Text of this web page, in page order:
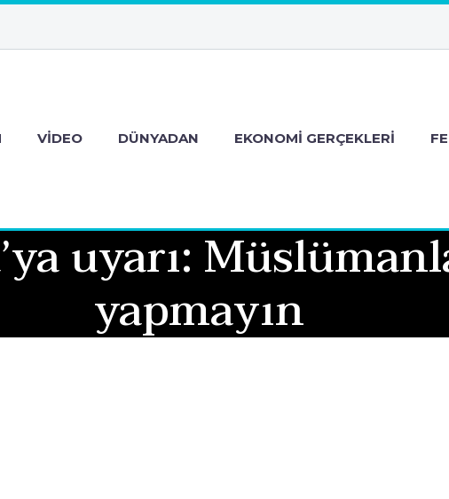
VIDEO DÜNYADAN EKONOMI GERÇEKLERI
uyarı:
yapmayın